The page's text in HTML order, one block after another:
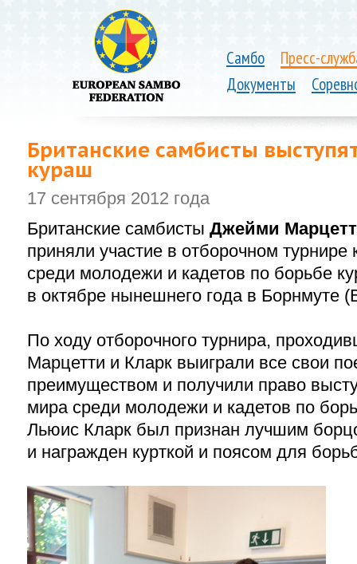
Самбо
Пресс-
Документы
Британские самбисты
кураш
17 сентября 2012 года
Британские самбисты Джейми
приняли участие в отборочном турнире
среди молодежи и кадетов по борьбе
в октябре нынешнего года в Борнмуте
По ходу отборочного турнира,
Марцетти и Кларк выиграли все свои
преимуществом и получили право
мира среди молодежи и кадетов по
Льюис Кларк был признан лучшим
и награжден курткой и поясом для